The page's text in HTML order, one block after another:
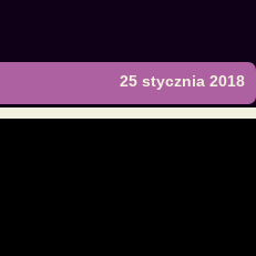
25 stycznia 2018